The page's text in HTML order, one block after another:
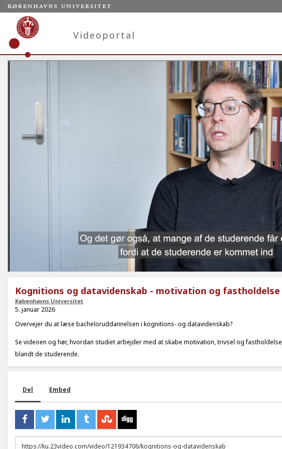
Videoportal
Kognitions og datavidenskab - motivation og fastholdelse
Københavns Universitet
5. januar 2026
Overvejer du at læse bacheloruddannelsen i kognitions- og datavidenskab?
Se videoen og hør, hvordan studiet arbejder med at skabe motivation, trivsel og fastholdelse
blandt de studerende.
Del Embed
URL